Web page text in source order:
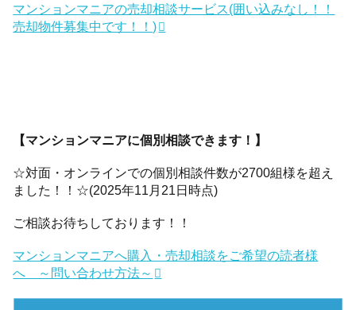
マンションマニアの売却相談サービス(囲い込みなし！！
売却物件募集中です！！)
【マンションマニアに個別相談できます！】
☆対面・オンラインでの個別相談件数が2700組様を超え
ました！！☆(2025年11月21日時点)
ご相談お待ちしております！！
マンションマニアへ購入・売却相談をご希望の読者様
へ ～問い合わせ方法～